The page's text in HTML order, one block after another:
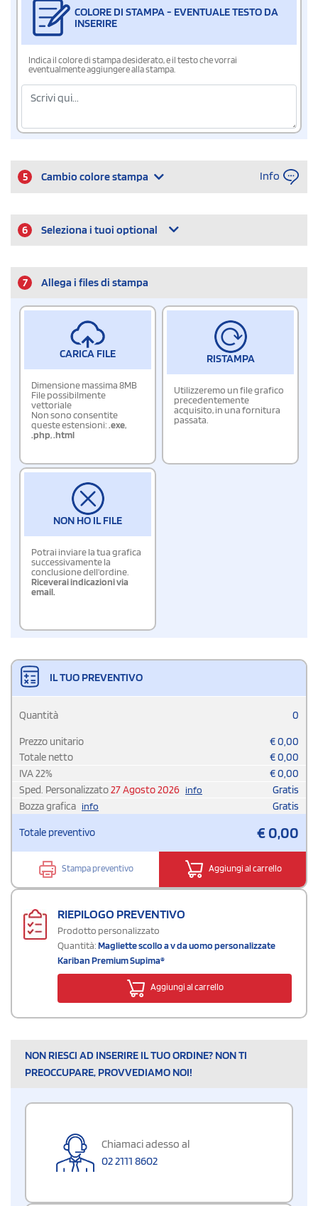
COLORE DI STAMPA - EVENTUALE TESTO DA
INSERIRE
Indica il colore di stampa desiderato, e il testo che vorrai
eventualmente aggiungere alla stampa.
5 Cambio colore stampa Info
6 Seleziona i tuoi optional
7 Allega i files di stampa
CARICA FILE
Dimensione massima 8MB
File possibilmente
vettoriale
Non sono consentite
queste estensioni:.exe,
.php,.html
RISTAMPA
Utilizzeremo un file grafico
precedentemente
acquisito, in una fornitura
passata.
NON HO IL FILE
Potrai inviare la tua grafica
successivamente la
conclusione dell'ordine.
Riceverai indicazioni via
email.
IL TUO PREVENTIVO
Quantità 0
Prezzo unitario €0,00
Totale netto
€0,00
IVA22% €0,00
Sped. Personalizzato27 Agosto 2026 info
Gratis
Bozza grafica info Gratis
Totale preventivo €0,00
Stampa preventivo Aggiungi al carrello
RIEPILOGO PREVENTIVO
Prodotto personalizzato
Quantità:Magliette scollo a v da uomo personalizzate
Kariban Premium Supima®
Aggiungi al carrello
NON RIESCI AD INSERIRE IL TUO ORDINE? NON TI
PREOCCUPARE, PROVVEDIAMO NOI!
Chiamaci adesso al
02 2111 8602